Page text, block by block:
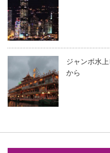
ジャンボ水
から